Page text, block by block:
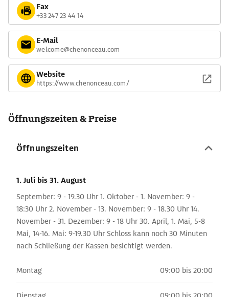
Fax
+33 247 23 44 14
E-Mail
welcome@chenonceau.com
Website
https://www.chenonceau.com/
Öffnungszeiten & Preise
Öffnungszeiten
1. Juli bis 31. August
September: 9 - 19.30 Uhr 1. Oktober - 1. November: 9 -
18:30 Uhr 2. November - 13. November: 9 - 18.30 Uhr 14.
November - 31. Dezember: 9 - 18 Uhr 30. April, 1. Mai, 5-8
Mai, 14-16. Mai: 9-19.30 Uhr Schloss kann noch 30 Minuten
nach Schließung der Kassen besichtigt werden.
Montag 09:00 bis 20:00